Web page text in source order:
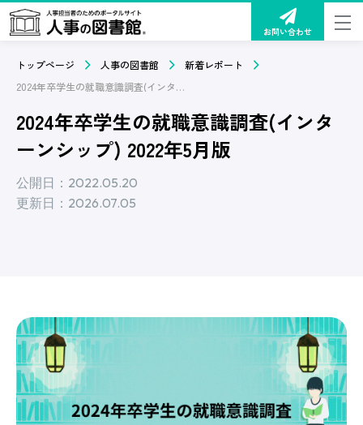
お問い合わせ
トップページ 人事の図書館
新着レポート
2024年卒学生の就職意識調査(インターンシップ) 2022年5月版
2024年卒学生の就職意識調査(インタ
ーンシップ) 2022年5月版
公開日：2022.05.20
更新日：2026.07.05